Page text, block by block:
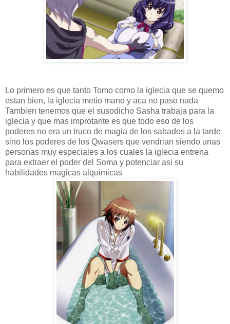
Lo primero es que tanto Tomo como la iglecia que se quemo
estan bien, la iglecia metio mano y aca no paso nada
Tambien tenemos que el susodicho Sasha trabaja para la
iglecia y que mas improtante es que todo eso de los
poderes no era un truco de magia de los sabados a la tarde
sino los poderes de los Qwasers que vendrian siendo unas
personas muy especiales a los cuales la iglecia entrena
para extraer el poder del Soma y potenciar asi su
habilidades magicas alquimicas